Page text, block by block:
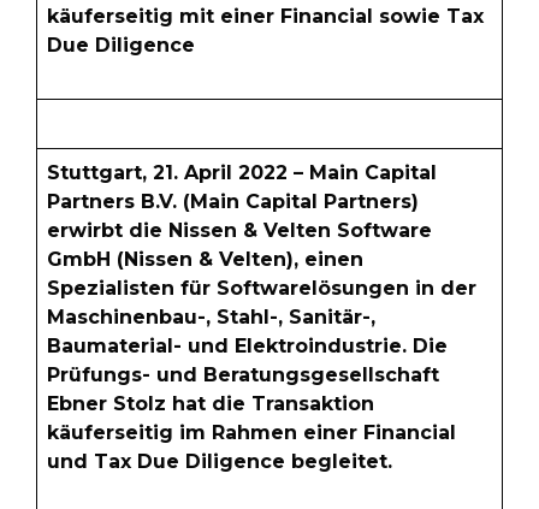
käuferseitig mit einer Financial sowie Tax
Due Diligence
Stuttgart, 21. April 2022 – Main Capital
Partners B.V. (Main Capital Partners)
erwirbt die Nissen & Velten Software
GmbH (Nissen & Velten), einen
Spezialisten für Softwarelösungen in der
Maschinenbau-, Stahl-, Sanitär-,
Baumaterial- und Elektroindustrie. Die
Prüfungs- und Beratungsgesellschaft
Ebner Stolz hat die Transaktion
käuferseitig im Rahmen einer Financial
und Tax Due Diligence begleitet.